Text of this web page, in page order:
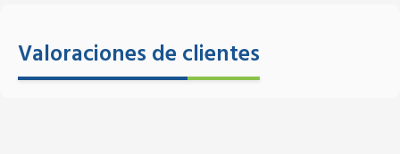
Valoraciones de clientes